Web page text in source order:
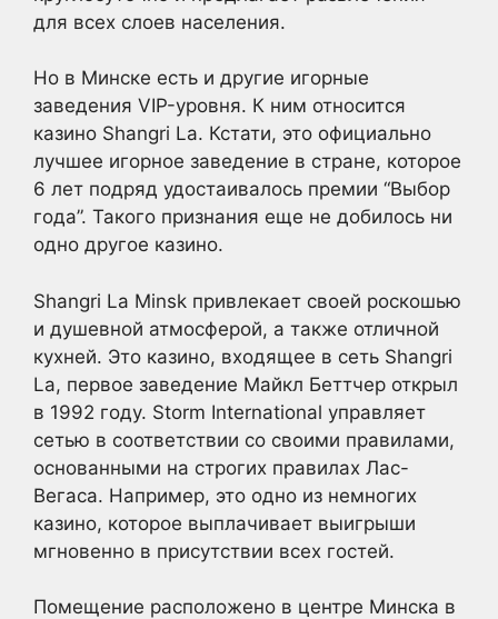
для всех слоев населения.
Но в Минске есть и другие игорные
заведения VIP-уровня. К ним относится
казино Shangri La. Кстати, это официально
лучшее игорное заведение в стране, которое
6 лет подряд удостаивалось премии “Выбор
года”. Такого признания еще не добилось ни
одно другое казино.
Shangri La Minsk привлекает своей роскошью
и душевной атмосферой, а также отличной
кухней. Это казино, входящее в сеть Shangri
La, первое заведение Майкл Беттчер открыл
в 1992 году. Storm International управляет
сетью в соответствии со своими правилами,
основанными на строгих правилах Лас-
Вегаса. Например, это одно из немногих
казино, которое выплачивает выигрыши
мгновенно в присутствии всех гостей.
Помещение расположено в центре Минска в